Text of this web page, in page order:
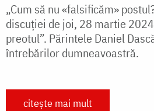
„Cum să nu «falsificăm»
discuției de joi, 28 martie
preotul”. Părintele Daniel
întrebărilor dumneavoastră.
citește mai mult